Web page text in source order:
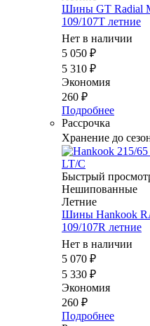
Шины GT Radial
109/107T летние
Нет в наличии
5 050 ₽
5 310 ₽
Экономия
260 ₽
Подробнее
Рассрочка
Хранение до
Быстрый
Нешипованные
Летние
Шины Hankook
109/107R летние
Нет в наличии
5 070 ₽
5 330 ₽
Экономия
260 ₽
Подробнее